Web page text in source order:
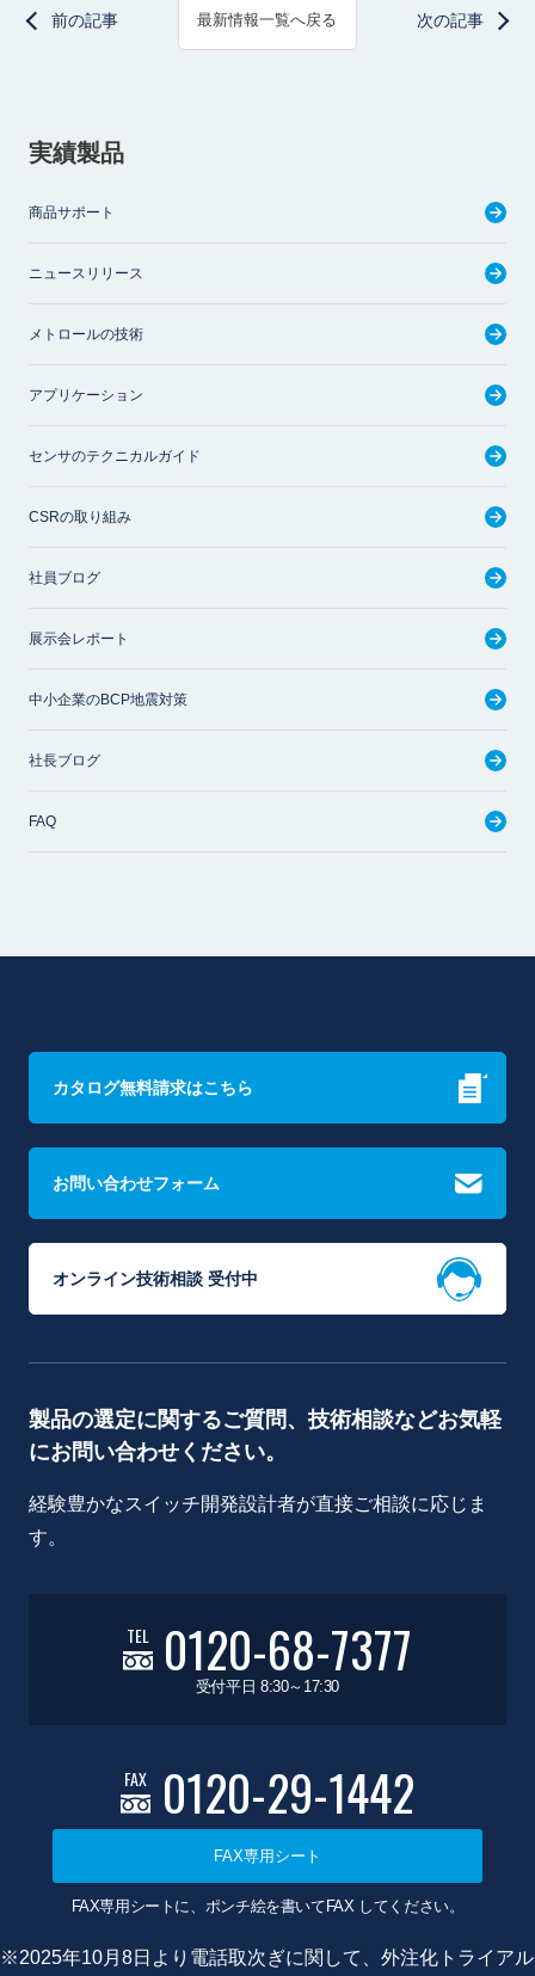
前の記事 最新情報一覧へ戻る 次の記事
実績製品
商品サポート
ニュースリリース
メトロールの技術
アプリケーション
センサのテクニカルガイド
CSRの取り組み
社員ブログ
展示会レポート
中小企業のBCP地震対策
社長ブログ
FAQ
カタログ無料請求はこちら
お問い合わせフォーム
オンライン技術相談 受付中
製品の選定に関するご質問、技術相談などお気軽
にお問い合わせください。
経験豊かなスイッチ開発設計者が直接ご相談に応じま
す。
TEL 0120-68-7377
受付平日 8:30～17:30
FAX 0120-29-1442
FAX専用シート
FAX専用シートに、ポンチ絵を書いてFAX してください。
※2025年10月8日より電話取次ぎに関して、外注化トライアル